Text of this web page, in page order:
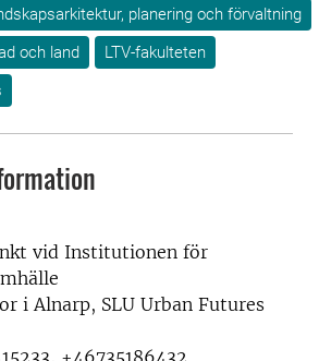
planering och förvaltning
och land
LTV-fakulteten
vid Institutionen för
i Alnarp, SLU Urban Futures
+46735186432